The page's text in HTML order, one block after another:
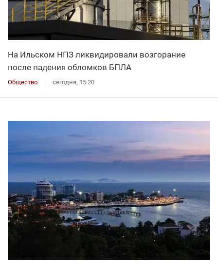
На Ильском НПЗ ликвидировали возгорание
после падения обломков БПЛА
Общество сегодня, 15:20